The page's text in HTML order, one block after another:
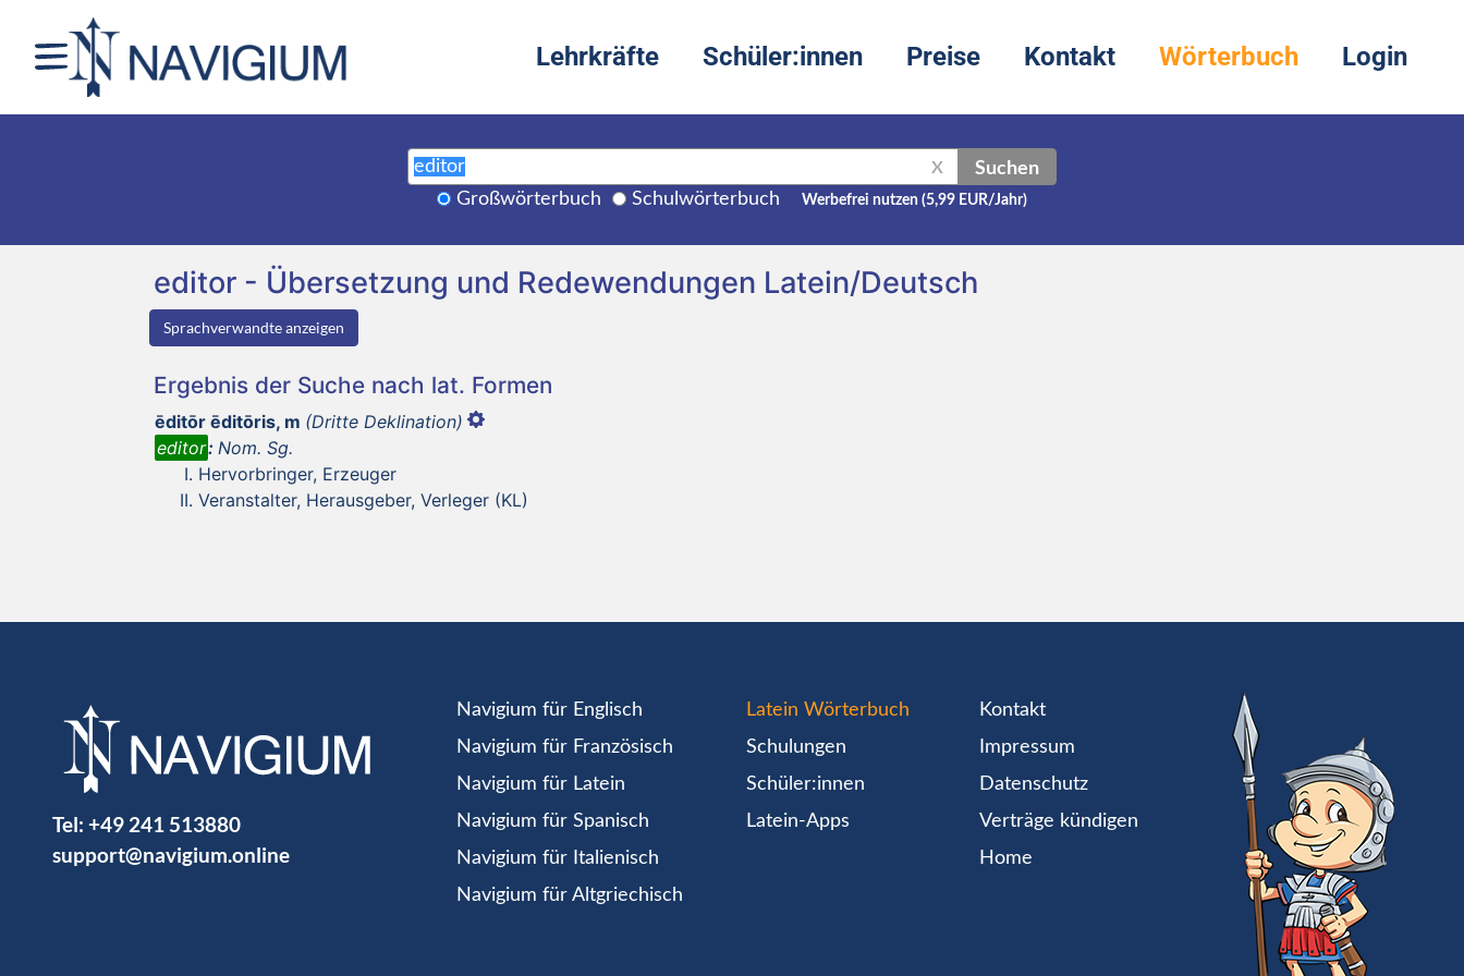
Lehrkräfte Schüler:innen Preise Kontakt Wörterbuch Login
X Suchen
Großwörterbuch Schulwörterbuch Werbefrei nutzen (5,99 EUR/Jahr)
editor - Übersetzung und Redewendungen Latein/Deutsch
Sprachverwandte anzeigen
Ergebnis der Suche nach lat. Formen
ēditōr ēditōris, m (Dritte Deklination)
editor: Nom. Sg.
Hervorbringer, Erzeuger
Veranstalter, Herausgeber, Verleger (KL)
Tel: +49 241 513880
support@navigium.online
Navigium für Englisch
Navigium für Französisch
Navigium für Latein
Navigium für Spanisch
Navigium für Italienisch
Navigium für Altgriechisch
Latein Wörterbuch
Schulungen
Schüler:innen
Latein-Apps
Kontakt
Impressum
Datenschutz
Verträge kündigen
Home